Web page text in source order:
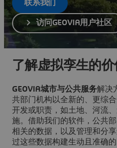
联系我们
访问GEOVIA用户社区
了解虚拟孪生的价
GEOVIA城市与公共服务解决
共部门机构以全新的、更综
开发或职责，如土地、河流
施。借助我们的软件，公共
相关的数据，以及管理和分
过这些数据构建生动且准确